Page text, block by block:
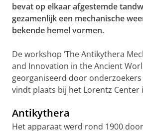
bevat op elkaar afgestemde
gezamenlijk een mechanische
bekende hemel vormen.
De workshop ‘The Antikythera
and Innovation in the Ancient
georganiseerd door
vindt plaats bij het Lorentz Center
Antikythera
Het apparaat werd rond 1900